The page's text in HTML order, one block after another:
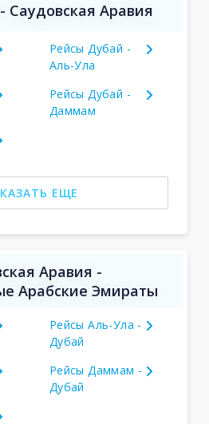
Саудовская Аравия
Рейсы Дубай -
Аль-Ула
Рейсы Дубай -
Даммам
ЕЩЕ
Аравия -
Арабские Эмираты
Рейсы Аль-Ула -
Дубай
Рейсы Даммам -
Дубай